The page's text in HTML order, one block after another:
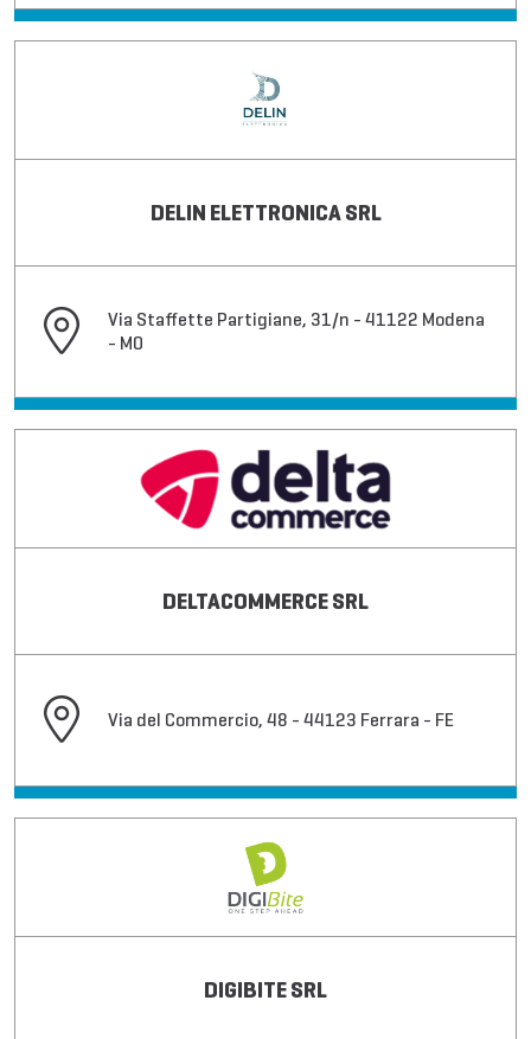
DELIN ELETTRONICA SRL
Via Staffette Partigiane, 31/n - 41122 Modena
- MO
DELTACOMMERCE SRL
Via del Commercio, 48 - 44123 Ferrara - FE
DIGIBITE SRL